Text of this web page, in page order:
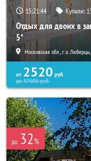
15:21:44 Купили:
Отдых для двоих в
5*
Московская обл., г. о.
от 2520 руб.
до57000руб.
до 32%